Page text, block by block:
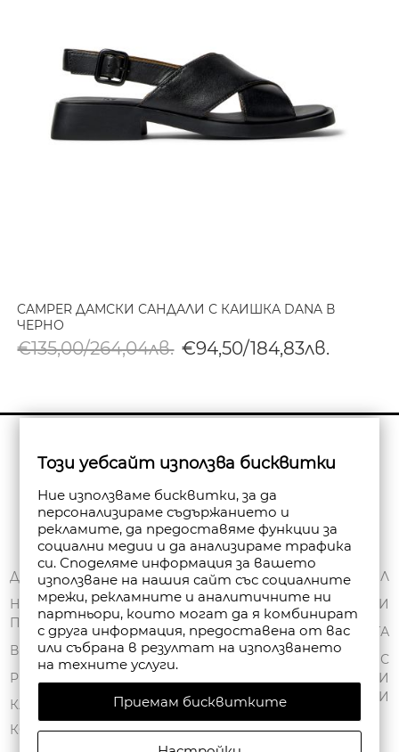
CAMPER ДАМСКИ САНДАЛИ С КАИШКА DANA В
ЧЕРНО
€135,00/264,04лв. €94,50/184,83лв.
Абониране
ДОСТАВКА
НАЧИНИ НА
ПЛАЩАНЕ
ВРЪЩАНЕ
РЕКЛАМАЦИИ
КАРТА НА САЙТА
КОНТАКТИ
ЗА НАС
ОБЩИ УСЛОВИЯ
ПОЛИТИКА ЗА
ПОВЕРИТЕЛНОСТ
FAN POINT CLUB
МАГАЗИНИ
МОЯТ ПРОФИЛ
ПОРЪЧКИ
ЧАНТА
СПИСЪК С
ЖЕЛАНИ
ПРОДУКТИ
Този уебсайт използва бисквитки
Ние използваме бисквитки, за да
персонализираме съдържанието и
рекламите, да предоставяме функции за
социални медии и да анализираме трафика
си. Споделяме информация за вашето
използване на нашия сайт със социалните
мрежи, рекламните и аналитичните ни
партньори, които могат да я комбинират
с друга информация, предоставена от вас
или събрана в резултат на използването
на техните услуги.
Приемам бисквитките